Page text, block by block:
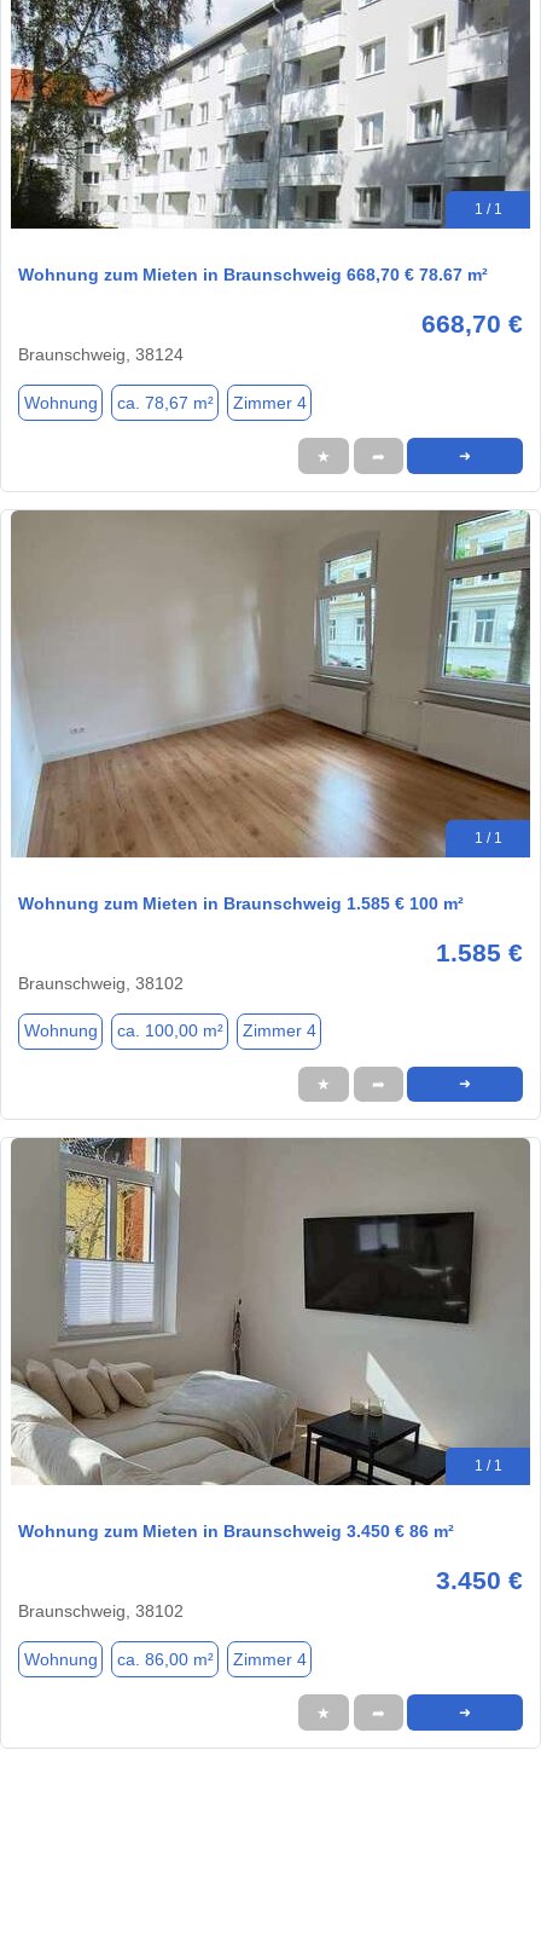
1 / 1
Wohnung zum Mieten in Braunschweig 668,70 € 78.67 m²
668,70 €
Braunschweig, 38124
Wohnung ca. 78,67 m² Zimmer 4
★ ➦ ➜
1 / 1
Wohnung zum Mieten in Braunschweig 1.585 € 100 m²
1.585 €
Braunschweig, 38102
Wohnung ca. 100,00 m² Zimmer 4
★ ➦ ➜
1 / 1
Wohnung zum Mieten in Braunschweig 3.450 € 86 m²
3.450 €
Braunschweig, 38102
Wohnung ca. 86,00 m² Zimmer 4
★ ➦ ➜